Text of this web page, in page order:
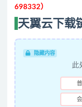
698332）
天翼云下载
隐藏内容
此